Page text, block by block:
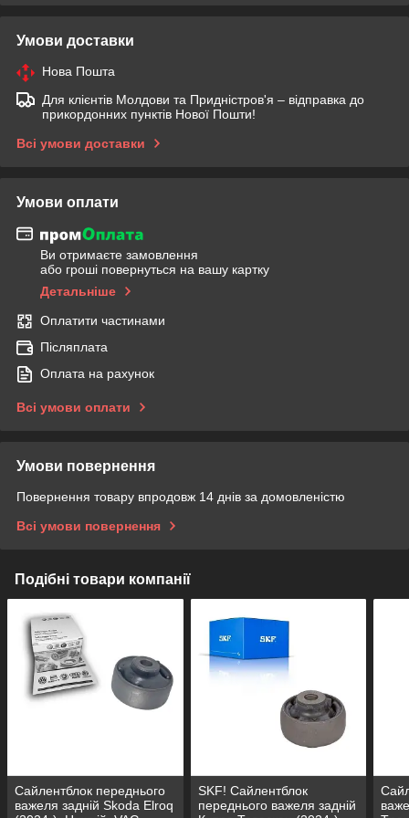
Умови доставки
Нова Пошта
Для клієнтів Молдови та Придністров'я – відправка до
прикордонних пунктів Нової Пошти!
Всі умови доставки
Умови оплати
Ви отримаєте замовлення
або гроші повернуться на вашу картку
Детальніше
Оплатити частинами
Післяплата
Оплата на рахунок
Всі умови оплати
Умови повернення
Повернення товару впродовж 14 днів за домовленістю
Всі умови повернення
Подібні товари компанії
Сайлентблок переднього
важеля задній Skoda Elroq
SKF! Сайлентблок
переднього важеля задній